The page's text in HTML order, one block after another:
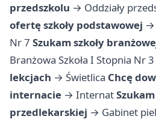
przedszkolu → Oddziały
ofertę szkoły podstawowej →
Nr 7 Szukam szkoły
Branżowa Szkoła I Stopnia Nr 3
lekcjach → Świetlica Chcę
internacie → Internat
przedlekarskiej → Gabinet